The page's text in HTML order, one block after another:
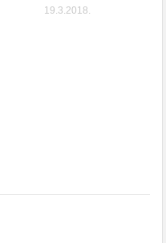
19.3.2018.